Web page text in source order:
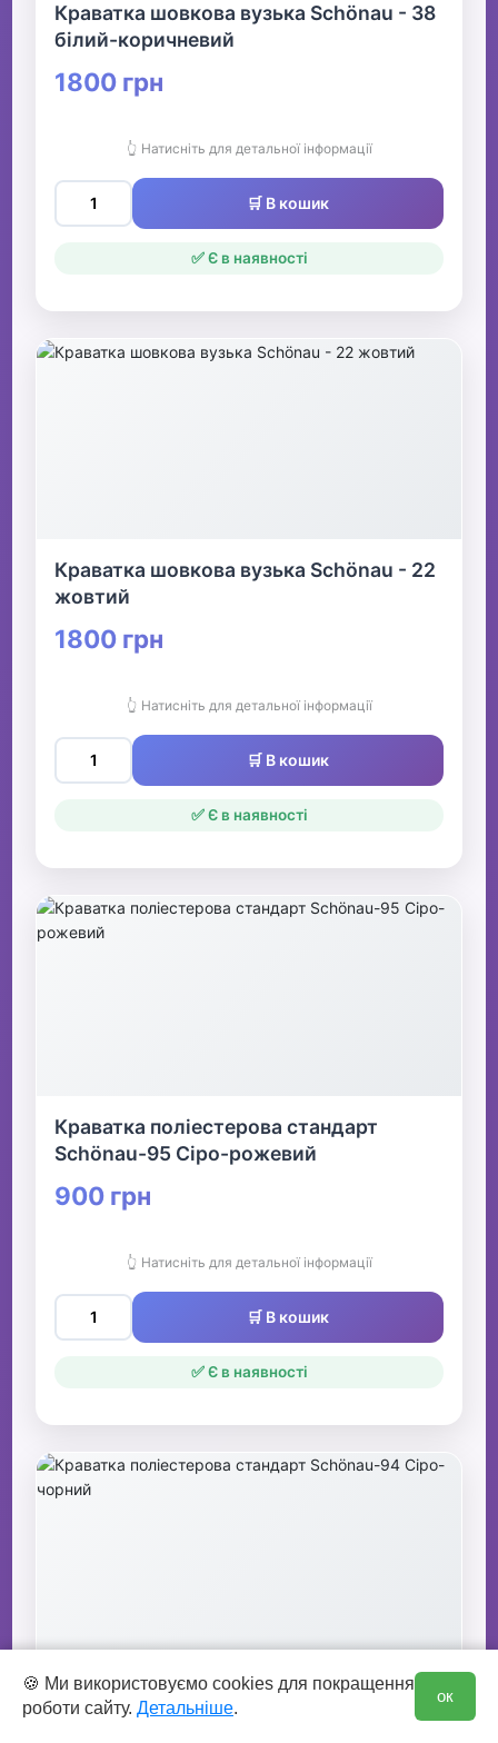
Краватка шовкова вузька Schönau - 38
білий-коричневий
1800 грн
👆 Натисніть для детальної інформації
🛒 В кошик
✅ Є в наявності
Краватка шовкова вузька Schönau - 22
жовтий
1800 грн
👆 Натисніть для детальної інформації
🛒 В кошик
✅ Є в наявності
Краватка поліестерова стандарт
Schönau-95 Сіро-рожевий
900 грн
👆 Натисніть для детальної інформації
🛒 В кошик
✅ Є в наявності
Краватка поліестерова стандарт
Schönau-94 Сіро-чорний
🍪 Ми використовуємо cookies для покращення
роботи сайту. Детальніше.
ок
0